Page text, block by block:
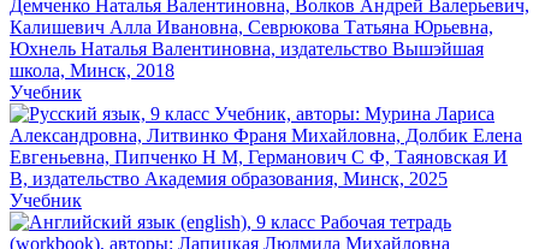
Учебник
Учебник